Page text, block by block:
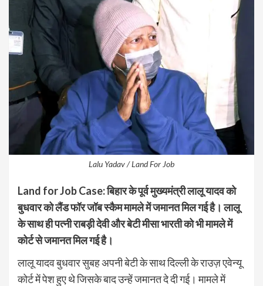
Lalu Yadav / Land For Job
Land for Job Case: बिहार के पूर्व मुख्यमंत्री लालू यादव को
बुधवार को लैंड फॉर जॉब स्कैम मामले में जमानत मिल गई है। लालू
के साथ ही पत्नी राबड़ी देवी और बेटी मीसा भारती को भी मामले में
कोर्ट से जमानत मिल गई है।
लालू यादव बुधवार सुबह अपनी बेटी के साथ दिल्ली के राउज़ एवेन्यू
कोर्ट में पेश हुए थे जिसके बाद उन्हें जमानत दे दी गई। मामले में